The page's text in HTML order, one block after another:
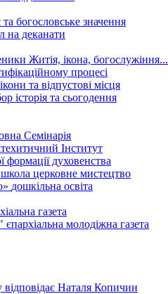
богословське значення
на деканати
Житія, ікона, богослужіння...
процесі
ікони та відпустові місця
історія та сьогодення
Семінарія
Інститут
формації духовенства
церковне мистецтво
дошкільна освіта
газета
єпархіальна молодіжна газета
відповідає Наталя Копичин